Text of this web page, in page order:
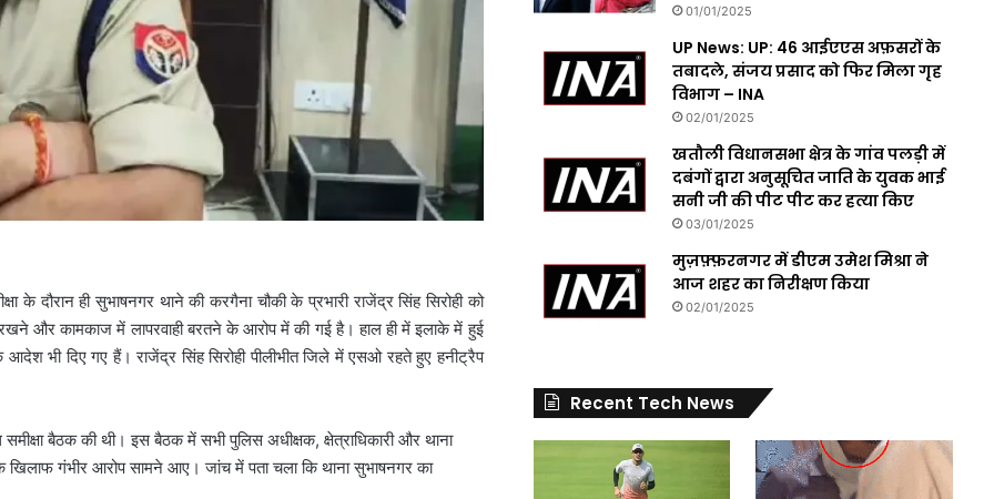
दौरान ही सुभाषनगर थाने की करगैना चौकी के प्रभारी राजेंद्र सिंह सिरोही को
रखने और कामकाज में लापरवाही बरतने के आरोप में की गई है। हाल ही में इलाके में हुई
भी दिए गए हैं। राजेंद्र सिंह सिरोही पीलीभीत जिले में एसओ रहते हुए हनीट्रैप
बैठक की थी। इस बैठक में सभी पुलिस अधीक्षक, क्षेत्राधिकारी और थाना
के खिलाफ गंभीर आरोप सामने आए। जांच में पता चला कि थाना सुभाषनगर का
01/01/2025
UP News: UP: 46 आईएएस अफ़सरों के
तबादले, संजय प्रसाद को फिर मिला गृह
विभाग – INA
02/01/2025
खतौली विधानसभा क्षेत्र के गांव पलड़ी में
दबंगों द्वारा अनुसूचित जाति के युवक भाई
सनी जी की पीट पीट कर हत्या किए
03/01/2025
मुज़फ़्फ़रनगर में डीएम उमेश मिश्रा ने
आज शहर का निरीक्षण किया
02/01/2025
Recent Tech News